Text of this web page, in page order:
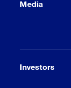
Media
Investors